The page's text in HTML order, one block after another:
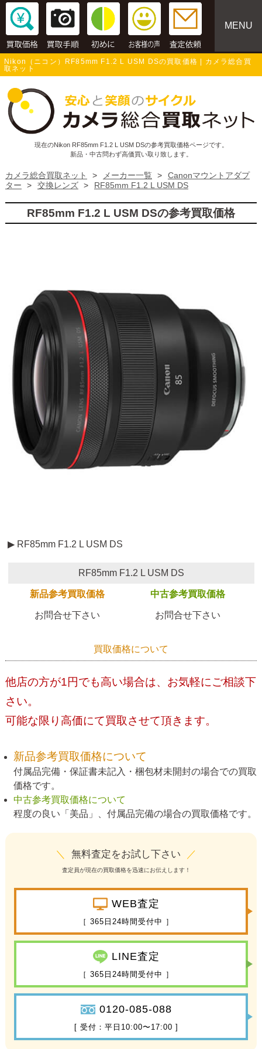
MENU
Nikon（ニコン）RF85mm F1.2 L USM DSの買取価格 | カメラ総合買
取ネット
現在のNikon RF85mm F1.2 L USM DSの参考買取価格ページです。
新品・中古問わず高価買い取り致します。
カメラ総合買取ネット > メーカー一覧 >
Canonマウントアダプ
ター
> 交換レンズ > RF85mm F1.2 L USM DS
RF85mm F1.2 L USM DSの参考買取価格
▶ RF85mm F1.2 L USM DS
RF85mm F1.2 L USM DS
新品参考買取価格 中古参考買取価格
お問合せ下さい お問合せ下さい
買取価格について
他店の方が1円でも高い場合は、お気軽にご相談下
さい。
可能な限り高価にて買取させて頂きます。
新品参考買取価格について
付属品完備・保証書未記入・梱包材未開封の場合での買取
価格です。
中古参考買取価格について
程度の良い「美品」、付属品完備の場合の買取価格です。
＼ 無料査定をお試し下さい ／
査定員が現在の買取価格を迅速にお伝えします！
WEB査定
［ 365日24時間受付中 ］
LINE査定
［ 365日24時間受付中 ］
0120-085-088
[ 受付：平日10:00〜17:00 ]